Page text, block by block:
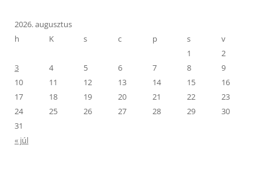
2026. augusztus
h
K s c p s
v
1
2
3
4 5 6 7 8
9
10
11 12 13 14 15
16
17
18 19 20 21 22
23
24
25 26 27 28 29
30
31
« júl